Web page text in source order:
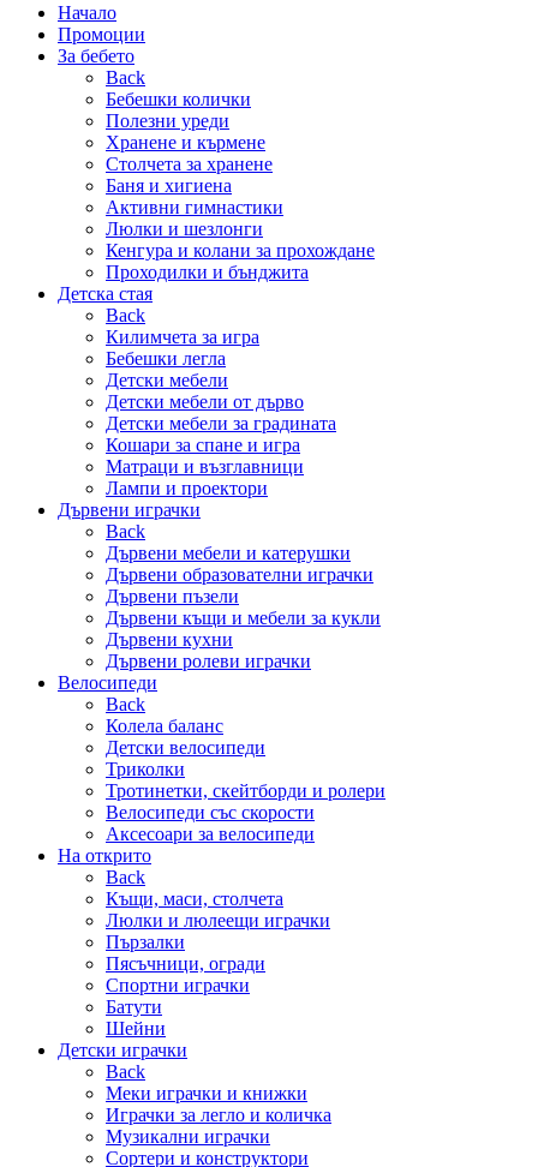
Начало
Промоции
За бебето
Back
Бебешки колички
Полезни уреди
Хранене и кърмене
Столчета за хранене
Баня и хигиена
Активни гимнастики
Люлки и шезлонги
Кенгура и колани за прохождане
Проходилки и бънджита
Детска стая
Back
Килимчета за игра
Бебешки легла
Детски мебели
Детски мебели от дърво
Детски мебели за градината
Кошари за спане и игра
Матраци и възглавници
Лампи и проектори
Дървени играчки
Back
Дървени мебели и катерушки
Дървени образователни играчки
Дървени пъзели
Дървени къщи и мебели за кукли
Дървени кухни
Дървени ролеви играчки
Велосипеди
Back
Колела баланс
Детски велосипеди
Триколки
Тротинетки, скейтборди и ролери
Велосипеди със скорости
Аксесоари за велосипеди
На открито
Back
Къщи, маси, столчета
Люлки и люлеещи играчки
Пързалки
Пясъчници, огради
Спортни играчки
Батути
Шейни
Детски играчки
Back
Меки играчки и книжки
Играчки за легло и количка
Музикални играчки
Сортери и конструктори